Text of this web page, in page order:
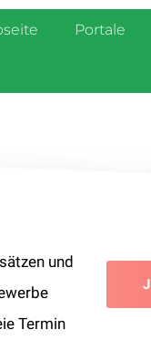
Portale
und
Termin